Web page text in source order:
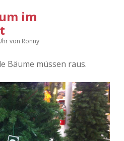
im
von Ronny
Bäume müssen raus.